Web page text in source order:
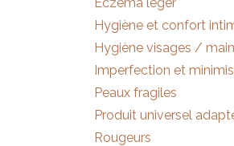
Hygiène et confort
Hygiène visages /
Imperfection et
Peaux fragiles
Produit universel
Rougeurs